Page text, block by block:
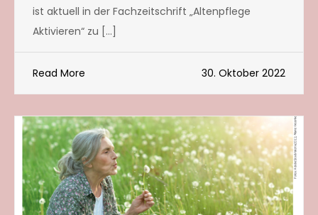
ist aktuell in der Fachzeitschrift „Altenpflege
Aktivieren“ zu […]
Read More 30. Oktober 2022